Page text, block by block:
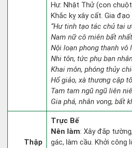
Hư: Nhật Thử (con
Khắc kỵ xây cất. Gia
“Hư tinh tạo tác chủ tai
Nam nữ cô miên bất
Nội loạn phong thanh vô
Nhi tôn, tức phụ bạn
Khai môn, phóng thủy
Hổ giảo, xà thương cập
Tam tam ngũ ngũ liên
Gia phá, nhân vong, bất
Thập
Trực Bế
Nên làm: Xây đắp
gác, làm cầu. Khởi công